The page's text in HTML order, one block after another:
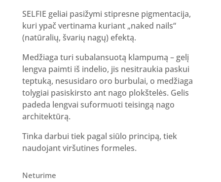
SELFIE geliai pasižymi stipresne pigmentacija,
kuri ypač vertinama kuriant „naked nails“
(natūralių, švarių nagų) efektą.
Medžiaga turi subalansuotą klampumą – gelį
lengva paimti iš indelio, jis nesitraukia paskui
teptuką, nesusidaro oro burbulai, o medžiaga
tolygiai pasiskirsto ant nago plokštelės. Gelis
padeda lengvai suformuoti teisingą nago
architektūrą.
Tinka darbui tiek pagal siūlo principą, tiek
naudojant viršutines formeles.
Neturime